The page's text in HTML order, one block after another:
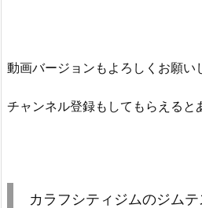
動画バージョンもよろしくお願い
チャンネル登録もしてもらえる
カラフシティジムのジムテ